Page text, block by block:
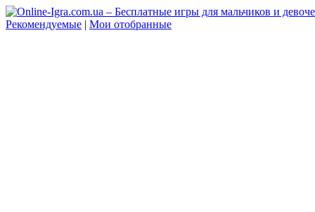
Рекомендуемые | Мои отобранные